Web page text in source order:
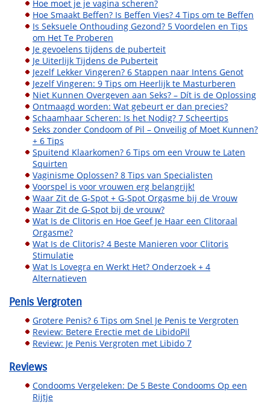
Hoe moet je je vagina scheren?
Hoe Smaakt Beffen? Is Beffen Vies? 4 Tips om te Beffen
Is Seksuele Onthouding Gezond? 5 Voordelen en Tips
om Het Te Proberen
Je gevoelens tijdens de puberteit
Je Uiterlijk Tijdens de Puberteit
Jezelf Lekker Vingeren? 6 Stappen naar Intens Genot
Jezelf Vingeren: 9 Tips om Heerlijk te Masturberen
Niet Kunnen Overgeven aan Seks? – Dít is de Oplossing
Ontmaagd worden: Wat gebeurt er dan precies?
Schaamhaar Scheren: Is het Nodig? 7 Scheertips
Seks zonder Condoom of Pil – Onveilig of Moet Kunnen?
+ 6 Tips
Spuitend Klaarkomen? 6 Tips om een Vrouw te Laten
Squirten
Vaginisme Oplossen? 8 Tips van Specialisten
Voorspel is voor vrouwen erg belangrijk!
Waar Zit de G-Spot + G-Spot Orgasme bij de Vrouw
Waar Zit de G-Spot bij de vrouw?
Wat Is de Clitoris en Hoe Geef Je Haar een Clitoraal
Orgasme?
Wat Is de Clitoris? 4 Beste Manieren voor Clitoris
Stimulatie
Wat Is Lovegra en Werkt Het? Onderzoek + 4
Alternatieven
Penis Vergroten
Grotere Penis? 6 Tips om Snel Je Penis te Vergroten
Review: Betere Erectie met de LibidoPil
Review: Je Penis Vergroten met Libido 7
Reviews
Condooms Vergeleken: De 5 Beste Condooms Op een
Rijtje